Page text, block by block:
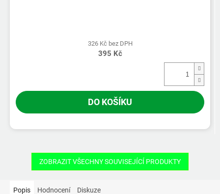
326 Kč bez DPH
395 Kč
DO KOŠÍKU
ZOBRAZIT VŠECHNY SOUVISEJÍCÍ PRODUKTY
Popis Hodnocení Diskuze